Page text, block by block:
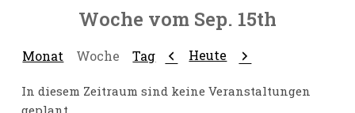
Woche vom Sep. 15th
Monat Woche Tag Zurück
Heute Weiter
In diesem Zeitraum sind keine Veranstaltungen